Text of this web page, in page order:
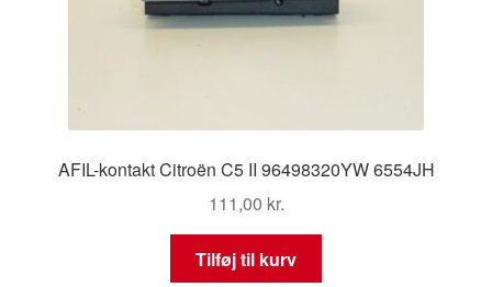
AFIL-kontakt Citroën C5 II 96498320YW 6554JH
111,00 kr.
Tilføj til kurv